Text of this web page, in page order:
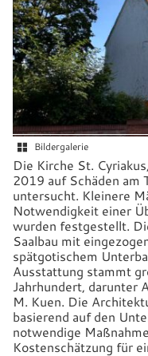
Bildergalerie
Die Kirche St.
2019 auf Schäden am
untersucht. Kleinere
Notwendigkeit einer
wurden festgestellt.
Saalbau mit
spätgotischem
Ausstattung stammt
Jahrhundert, darunter
M. Kuen. Die
basierend auf den
notwendige
Kostenschätzung für